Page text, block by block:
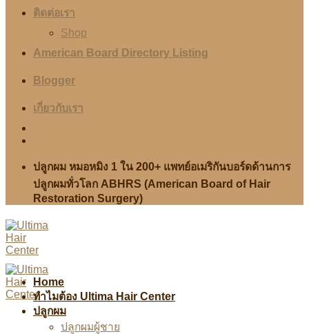
ติดต่อเรา
Shop
American Board Directory Listing
Blogger
เกี่ยวกับเรา
ปลูกผม หมอหมิง 1 ใน 200+ แพทย์อเมริกันบอร์ดด้านการ
ปลูกผมทั่วโลก ABHRS (American Board of Hair
Restoration Surgery)
Home
ทำไมต้อง Ultima Hair Center
ปลูกผม
ปลูกผมผู้ชาย